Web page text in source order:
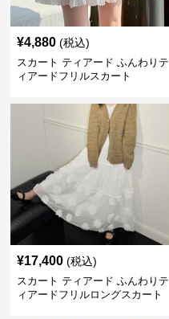
¥4,880 (税込)
スカート ティアード ふんわりテ
ィアードフリルスカート
¥17,400 (税込)
スカート ティアード ふんわりテ
ィアードフリルロングスカート